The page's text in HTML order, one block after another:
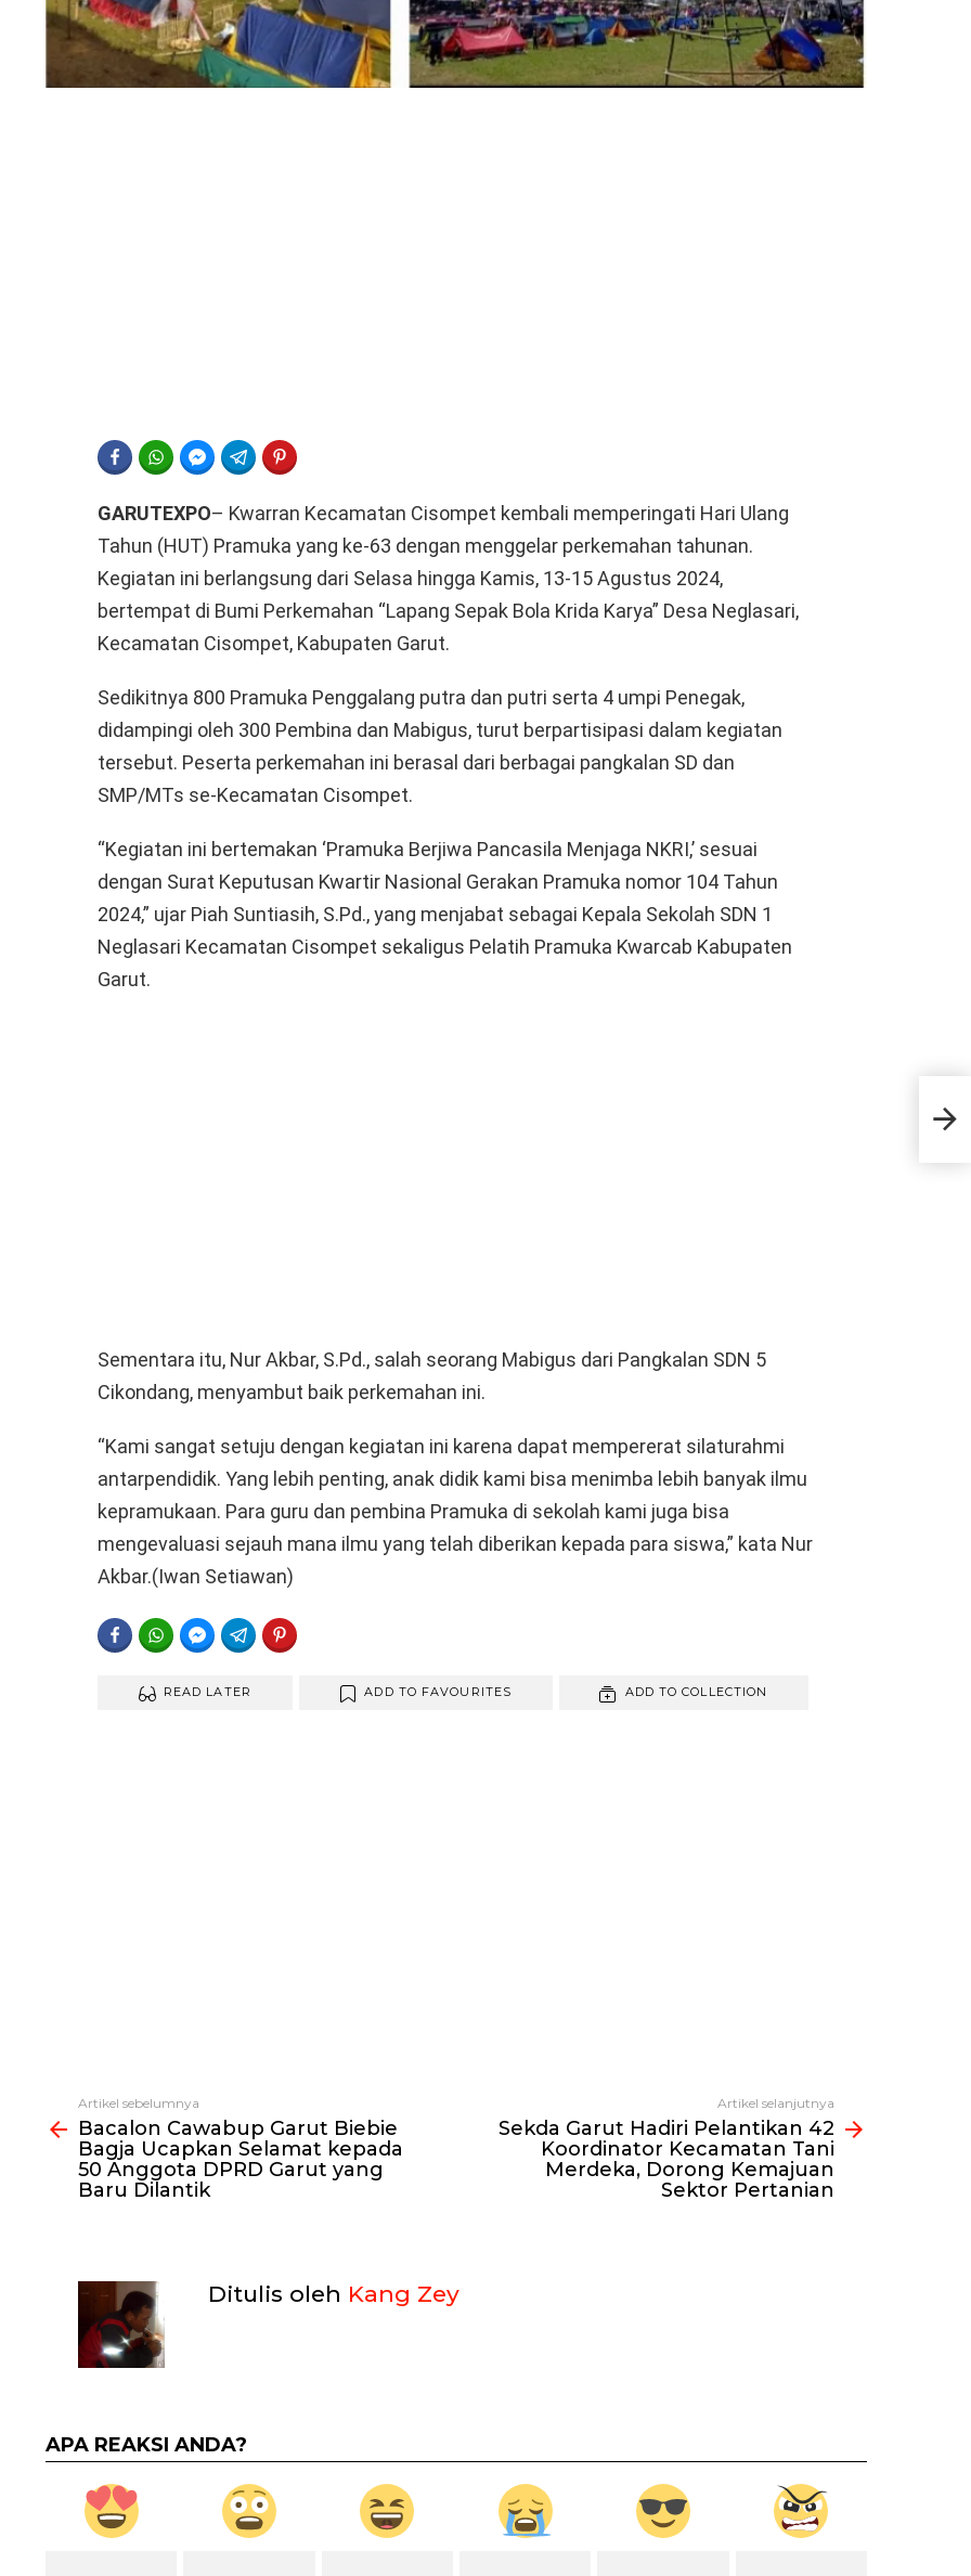
FACEBOOKWHATSAPPFACEBOOK MESSENGER
TELEGRAM
GARUTEXPO– Kwarran Kecamatan Cisompet kembali memperingati Hari Ulang
Tahun (HUT) Pramuka yang ke-63 dengan menggelar perkemahan tahunan.
Kegiatan ini berlangsung dari Selasa hingga Kamis, 13-15 Agustus 2024,
bertempat di Bumi Perkemahan “Lapang Sepak Bola Krida Karya” Desa Neglasari,
Kecamatan Cisompet, Kabupaten Garut.
Sedikitnya 800 Pramuka Penggalang putra dan putri serta 4 umpi Penegak,
didampingi oleh 300 Pembina dan Mabigus, turut berpartisipasi dalam kegiatan
tersebut. Peserta perkemahan ini berasal dari berbagai pangkalan SD dan
SMP/MTs se-Kecamatan Cisompet.
“Kegiatan ini bertemakan ‘Pramuka Berjiwa Pancasila Menjaga NKRI,’ sesuai
dengan Surat Keputusan Kwartir Nasional Gerakan Pramuka nomor 104 Tahun
2024,” ujar Piah Suntiasih, S.Pd., yang menjabat sebagai Kepala Sekolah SDN 1
Neglasari Kecamatan Cisompet sekaligus Pelatih Pramuka Kwarcab Kabupaten
Garut.
Sementara itu, Nur Akbar, S.Pd., salah seorang Mabigus dari Pangkalan SDN 5
Cikondang, menyambut baik perkemahan ini.
“Kami sangat setuju dengan kegiatan ini karena dapat mempererat silaturahmi
antarpendidik. Yang lebih penting, anak didik kami bisa menimba lebih banyak ilmu
kepramukaan. Para guru dan pembina Pramuka di sekolah kami juga bisa
mengevaluasi sejauh mana ilmu yang telah diberikan kepada para siswa,” kata Nur
Akbar.(Iwan Setiawan)
FACEBOOKWHATSAPPFACEBOOK MESSENGER
TELEGRAM
READ LATER ADD TO FAVOURITES ADD TO COLLECTION
Lihat
selengkapnya
Artikel sebelumnya
Bacalon Cawabup Garut Biebie
Bagja Ucapkan Selamat kepada
50 Anggota DPRD Garut yang
Baru Dilantik
Artikel selanjutnya
Sekda Garut Hadiri Pelantikan 42
Koordinator Kecamatan Tani
Merdeka, Dorong Kemajuan
Sektor Pertanian
Ditulis oleh Kang Zey
APA REAKSI ANDA?